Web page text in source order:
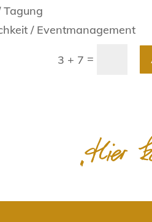
/ Eventmanagement
3 + 7 =